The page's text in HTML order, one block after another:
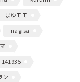
まゆモモ
nagisa
141935
ン